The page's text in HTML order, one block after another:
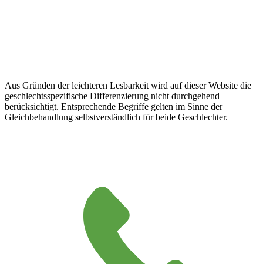
Aus Gründen der leichteren Lesbarkeit wird auf dieser Website die
geschlechtsspezifische Differenzierung nicht durchgehend
berücksichtigt. Entsprechende Begriffe gelten im Sinne der
Gleichbehandlung selbstverständlich für beide Geschlechter.